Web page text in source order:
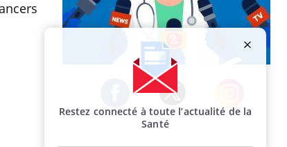
Facebook Twitter Instagram
Restez connecté à toute l’actualité de la
Santé